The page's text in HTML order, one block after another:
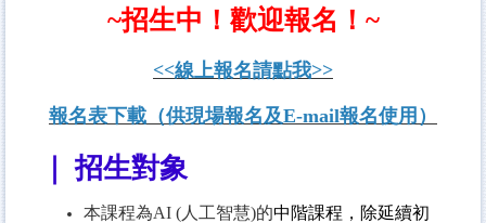
~招生中！歡迎報名！~
<<線上報名請點我>>
報名表下載（供現場報名及E-mail報名使用）
｜ 招生對象
本課程為AI (人工智慧)的中階課程， 除延續初